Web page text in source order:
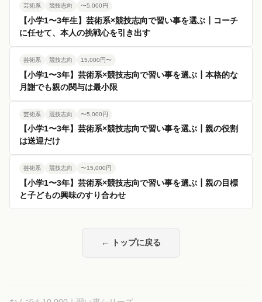
芸術系 競技志向 〜5,000円
【小学1〜3年生】芸術系×競技志向で習い事を選ぶ┃コーチ
に任せて、本人の挑戦心を引き出す
芸術系 競技志向 15,000円〜
【小学1〜3年】芸術系×競技志向で習い事を選ぶ┃本格的な
月謝でも親の関与は最小限
芸術系 競技志向 〜5,000円
【小学1〜3年】芸術系×競技志向で習い事を選ぶ┃親の役割
は送迎だけ
芸術系 競技志向 〜15,000円
【小学1〜3年】芸術系×競技志向で習い事を選ぶ┃親の目標
と子どもの興味のすり合わせ
← トップに戻る